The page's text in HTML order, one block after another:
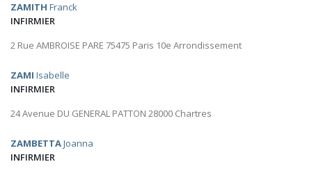
ZAMITH Franck
INFIRMIER
2 Rue AMBROISE PARE 75475 Paris 10e Arrondissement
ZAMI Isabelle
INFIRMIER
24 Avenue DU GENERAL PATTON 28000 Chartres
ZAMBETTAJoanna
INFIRMIER